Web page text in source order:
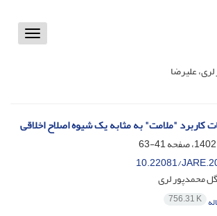
Toggle
علیرضا
کاربرد "ملامت" به مثابه یک شیوه اصلاح اخلاقی
41-63
10.22081/
محمدپور لری
756.31 K